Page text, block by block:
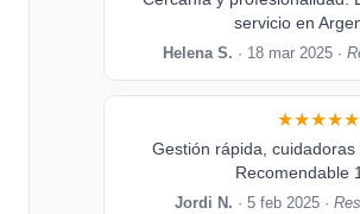
servicio en
Helena S. · 18 mar 2025 ·
★★★★★
Gestión rápida,
Recomendable
Jordi N. · 5 feb 2025 ·